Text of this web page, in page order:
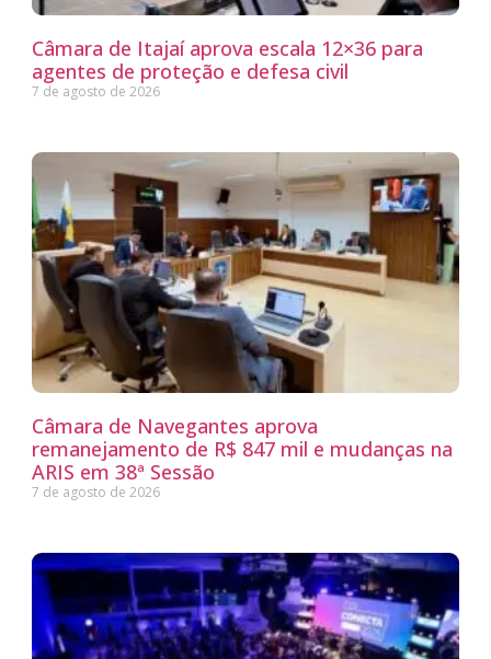
Câmara de Itajaí aprova escala 12×36 para
agentes de proteção e defesa civil
7 de agosto de 2026
Câmara de Navegantes aprova
remanejamento de R$ 847 mil e mudanças na
ARIS em 38ª Sessão
7 de agosto de 2026